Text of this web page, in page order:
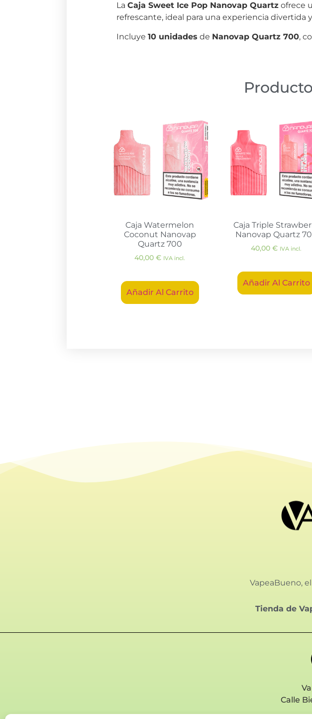
LaCaja Sweet Ice Pop Nanovap Quartz ofrece
refrescante, ideal para una experiencia divertida
Incluye10 unidades de Nanovap Quartz 700,
Caja Watermelon
Coconut Nanovap
Quartz 700
40,00€ IVA incl.
Añadir Al Carrito
Caja Triple
Nanovap Quartz
40,00€ IVA incl.
Añadir Al Carrito
VapeaBueno,
Tienda de
Calle